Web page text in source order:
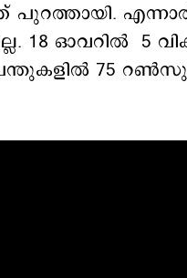
പുറത്തായി.
18 ഓവറില്‍ 5
75